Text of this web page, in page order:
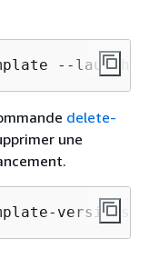
--
delete-
une